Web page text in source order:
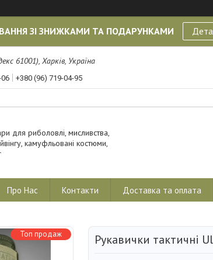
ЗІ ЗНИЖКАМИ ТА ПОДАРУНКАМИ
61001), Харків, Україна
+380 (96) 719-04-95
для риболовлі, мисливства,
камуфльовані костюми,
Про Нас Контакти Доставка та оплата
Топ продаж Рукавички тактичні